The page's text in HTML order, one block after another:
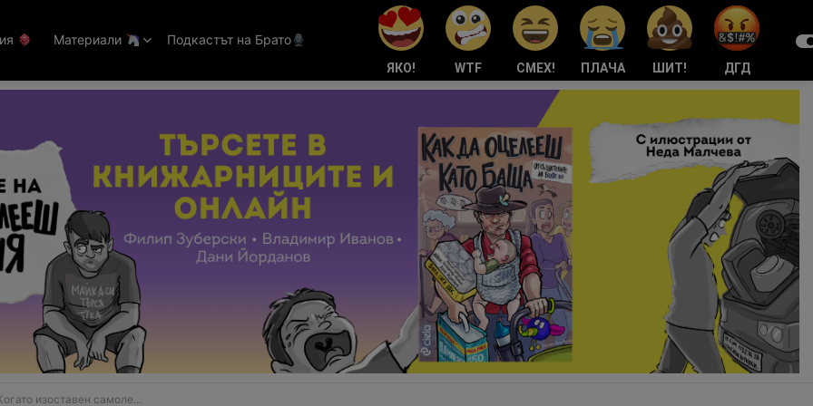
Материали Подкастът на Брато
ЯКО! WTF СМЕХ! ПЛАЧА ШИТ! ДГД
самолет стане луксозно жилище